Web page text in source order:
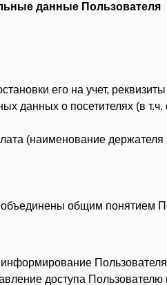
данные Пользователя
его на учет,
данных о посетителях (в
(наименование
общим понятием
доступа